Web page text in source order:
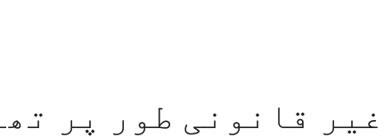
غیر قانونی طور پر